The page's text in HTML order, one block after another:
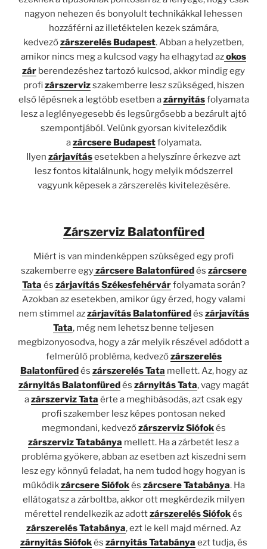
nagyon nehezen és bonyolult technikákkal lehessen
hozzáférni az illetéktelen kezek számára,
kedvezőzárszerelés Budapest. Abban a helyzetben,
amikor nincs meg a kulcsod vagy ha elhagytad azokos
zár berendezéshez tartozó kulcsod, akkor mindig egy
profizárszervizszakemberre lesz szükséged, hiszen
első lépésnek a legtöbb esetben azárnyitásfolyamata
lesz a leglényegesebb és legsürgősebb a bezárult ajtó
szempontjából. Velünk gyorsan kiviteleződik
azárcsere Budapestfolyamata.
Ilyen zárjavításesetekben a helyszínre érkezve azt
lesz fontos kitalálnunk, hogy melyik módszerrel
vagyunk képesek a zárszerelés kivitelezésére.
Zárszerviz Balatonfüred
Miért is van mindenképpen szükséged egy profi
szakemberre egyzárcsere Balatonfüred és zárcsere
Tata és zárjavítás Székesfehérvárfolyamata során?
Azokban az esetekben, amikor úgy érzed, hogy valami
nem stimmel azzárjavítás Balatonfüred és zárjavítás
Tata, még nem lehetsz benne teljesen
megbizonyosodva, hogy a zár melyik részével adódott a
felmerülő probléma, kedvezőzárszerelés
Balatonfüred és zárszerelés Tata mellett. Az, hogy az
zárnyitás Balatonfüred és zárnyitás Tata, vagy magát
azárszerviz Tata érte a meghibásodás, azt csak egy
profi szakember lesz képes pontosan neked
megmondani, kedvezőzárszerviz Siófokés
zárszerviz Tatabánya mellett. Ha a zárbetét lesz a
probléma gyökere, abban az esetben azt kiszedni sem
lesz egy könnyű feladat, ha nem tudod hogy hogyan is
működikzárcsere Siófokés zárcsere Tatabánya. Ha
ellátogatsz a zárboltba, akkor ott megkérdezik milyen
mérettel rendelkezik az adottzárszerelés Siófokés
zárszerelés Tatabánya, ezt le kell majd mérned. Az
zárnyitás Siófokés zárnyitás Tatabánya ezt tudja, és